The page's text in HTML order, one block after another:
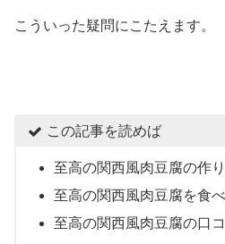
こういった疑問にこたえます。
この記事を読めば
至高の関西風肉豆腐の作
至高の関西風肉豆腐を食
至高の関西風肉豆腐の口